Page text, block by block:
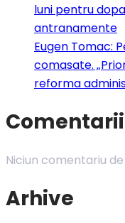
luni pentru
antranamente
Eugen Tomac:
comasate.
reforma
Niciun comentariu
Arhive